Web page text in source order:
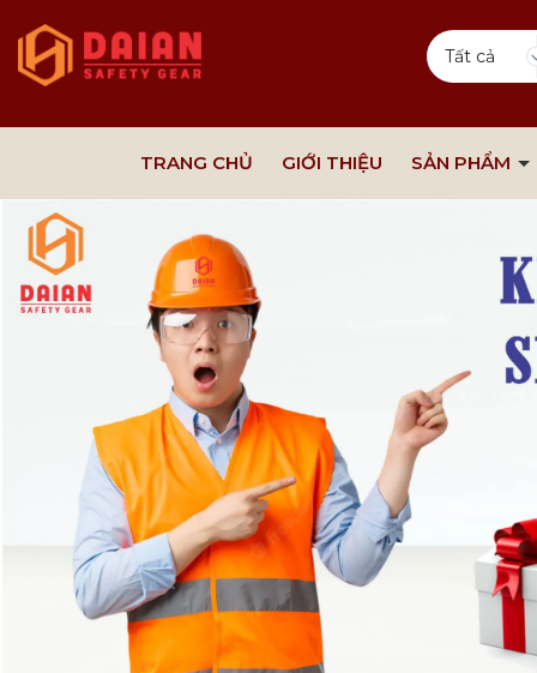
Tất cả
TRANG CHỦ GIỚI THIỆU SẢN PHẨM